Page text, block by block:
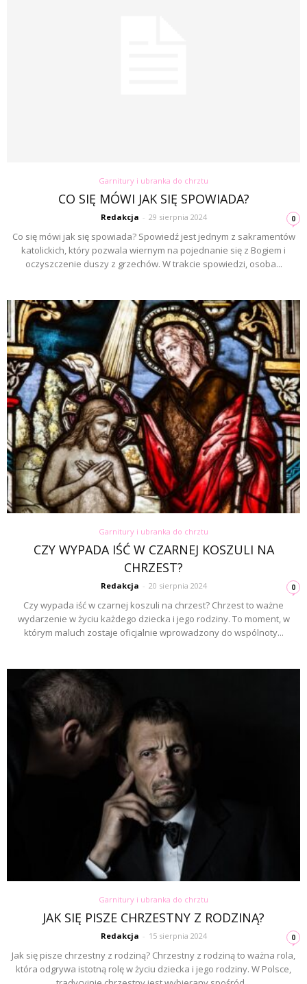
Garnitury i ubranka do chrztu
CO SIĘ MÓWI JAK SIĘ SPOWIADA?
Redakcja - 29 sierpnia 2024 0
Co się mówi jak się spowiada? Spowiedź jest jednym z sakramentów
katolickich, który pozwala wiernym na pojednanie się z Bogiem i
oczyszczenie duszy z grzechów. W trakcie spowiedzi, osoba...
Garnitury i ubranka do chrztu
CZY WYPADA IŚĆ W CZARNEJ KOSZULI NA
CHRZEST?
Redakcja - 20 sierpnia 2024 0
Czy wypada iść w czarnej koszuli na chrzest? Chrzest to ważne
wydarzenie w życiu każdego dziecka i jego rodziny. To moment, w
którym maluch zostaje oficjalnie wprowadzony do wspólnoty...
Garnitury i ubranka do chrztu
JAK SIĘ PISZE CHRZESTNY Z RODZINĄ?
Redakcja - 15 sierpnia 2024 0
Jak się pisze chrzestny z rodziną? Chrzestny z rodziną to ważna rola,
która odgrywa istotną rolę w życiu dziecka i jego rodziny. W Polsce,